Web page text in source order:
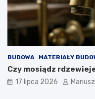
BUDOWA MATERIAŁY
Czy mosiądz
17 lipca 2026